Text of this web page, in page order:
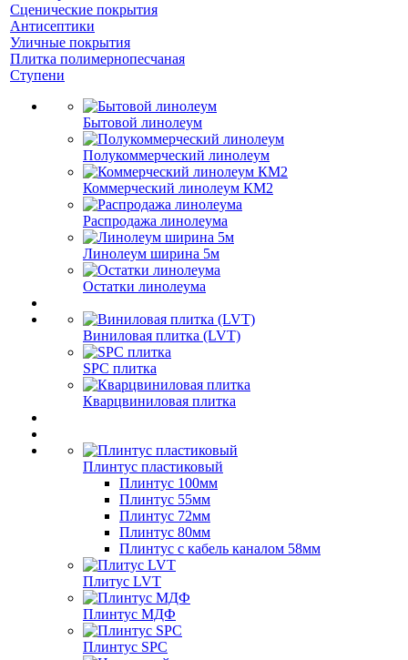
Сценические покрытия
Антисептики
Уличные покрытия
Плитка полимернопесчаная
Ступени
Бытовой линолеум
Полукоммерческий линолеум
Коммерческий линолеум КМ2
Распродажа линолеума
Линолеум ширина 5м
Остатки линолеума
Виниловая плитка (LVT)
SPC плитка
Кварцвиниловая плитка
Плинтус пластиковый
Плинтус 100мм
Плинтус 55мм
Плинтус 72мм
Плинтус 80мм
Плинтус с кабель каналом 58мм
Плитус LVT
Плинтус МДФ
Плинтус SPC